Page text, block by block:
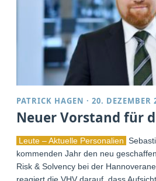
PATRICK HAGEN ·20. DEZEMBER
Neuer Vorstand für
Leute – Aktuelle Personalien
kommenden Jahr den neu
Risk & Solvency bei der